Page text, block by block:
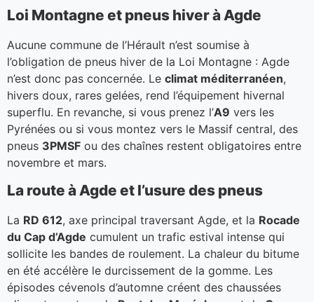
Loi Montagne et pneus hiver à Agde
Aucune commune de l’Hérault n’est soumise à
l’obligation de pneus hiver de la Loi Montagne : Agde
n’est donc pas concernée. Le climat méditerranéen,
hivers doux, rares gelées, rend l’équipement hivernal
superflu. En revanche, si vous prenez l’A9 vers les
Pyrénées ou si vous montez vers le Massif central, des
pneus 3PMSF ou des chaînes restent obligatoires entre
novembre et mars.
La route à Agde et l’usure des pneus
La RD 612, axe principal traversant Agde, et la Rocade
du Cap d’Agde cumulent un trafic estival intense qui
sollicite les bandes de roulement. La chaleur du bitume
en été accélère le durcissement de la gomme. Les
épisodes cévenols d’automne créent des chaussées